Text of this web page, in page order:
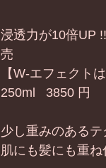
浸透力が10倍UP
売
【W-エフェクト
250ml   3850 円
少し重みのあるテ
肌にも髪にも重